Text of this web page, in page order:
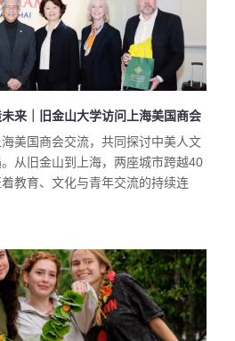
来｜旧金山大学访问上海美国商会
美国商会交流，共同探讨中美人文
从旧金山到上海，两座城市跨越40
教育、文化与青年交流的持续连